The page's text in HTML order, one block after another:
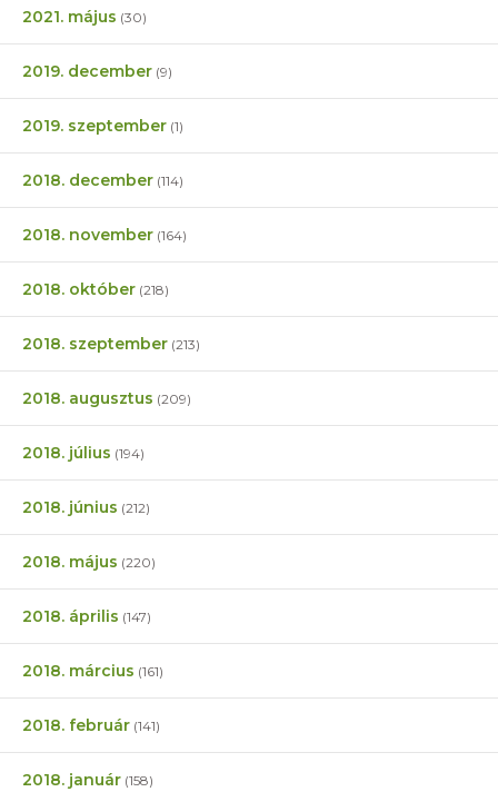
2021. május (30)
2019. december (9)
2019. szeptember (1)
2018. december (114)
2018. november (164)
2018. október (218)
2018. szeptember (213)
2018. augusztus (209)
2018. július (194)
2018. június (212)
2018. május (220)
2018. április (147)
2018. március (161)
2018. február (141)
2018. január (158)